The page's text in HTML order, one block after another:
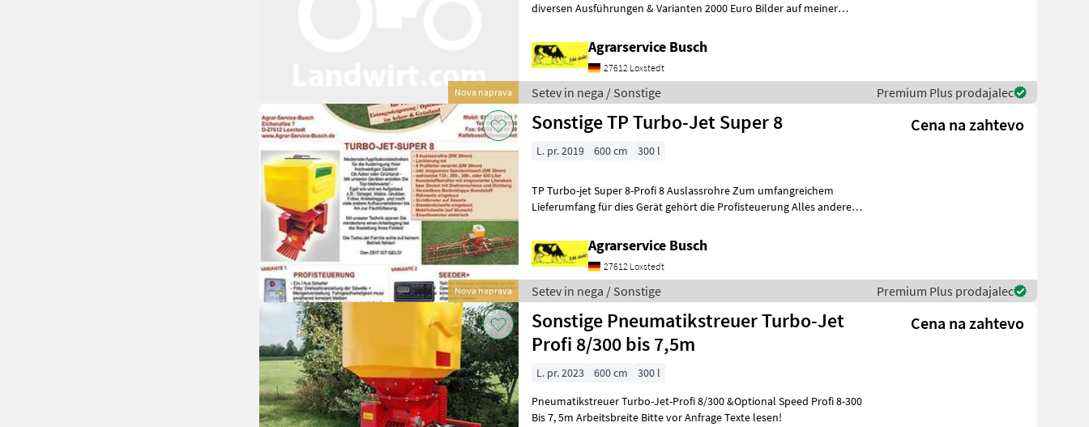
Nova naprava
diversen Ausführungen & Varianten 2000 Euro Bilder auf meiner
Agrarservice Busch
27612 Loxstedt
Setev in nega / Sonstige Premium Plus prodajalec
Nova naprava
Sonstige TP Turbo-Jet Super 8 Cena na zahtevo
L. pr. 2019 600 cm 300 l
TP Turbo-jet Super 8-Profi 8 Auslassrohre Zum umfangreichem
Lieferumfang für dies Gerät gehört die Profisteuerung Alles andere
Agrarservice Busch
27612 Loxstedt
Setev in nega / Sonstige Premium Plus prodajalec
Sonstige Pneumatikstreuer Turbo-Jet
Profi 8/300 bis 7,5m
Cena na zahtevo
L. pr. 2023 600 cm
300 l
Pneumatikstreuer Turbo-Jet-Profi 8/300 &Optional Speed Profi 8-300
Bis 7, 5m Arbeitsbreite Bitte vor Anfrage Texte lesen!